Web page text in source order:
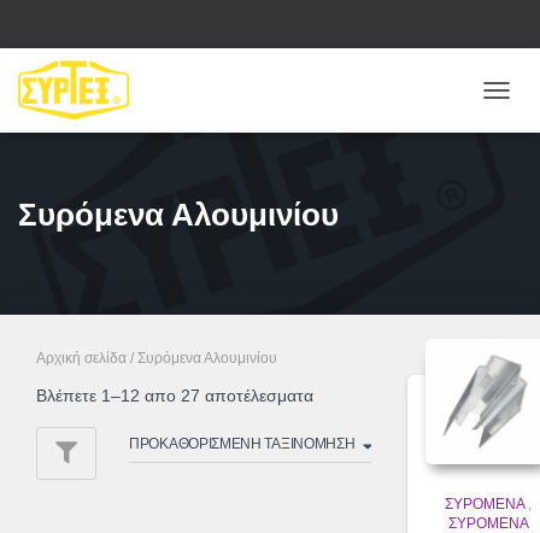
Συρόμενα Αλουμινίου
Αρχική σελίδα / Συρόμενα Αλουμινίου
Βλέπετε 1–12 απο 27 αποτέλεσματα
ΣΥΡΌΜΕΝΑ,
ΣΥΡΌΜΕΝΑ